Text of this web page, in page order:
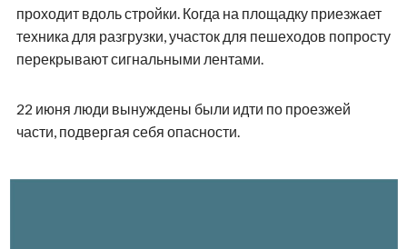
проходит вдоль стройки. Когда на площадку приезжает
техника для разгрузки, участок для пешеходов попросту
перекрывают сигнальными лентами.
22 июня люди вынуждены были идти по проезжей
части, подвергая себя опасности.